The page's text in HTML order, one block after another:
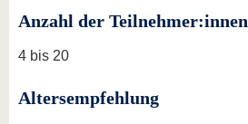
Anzahl der Teilnehmer:innen
4 bis 20
Altersempfehlung